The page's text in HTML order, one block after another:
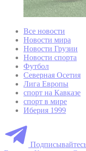
Все новости
Новости мира
Новости Грузии
Новости спорта
Футбол
Северная Осетия
Лига Европы
спорт на Кавказе
спорт в мире
Иберия 1999